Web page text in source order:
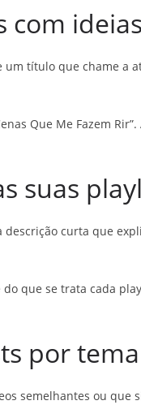
com
título que chame a
Que Me Fazem
suas
curta que
que se trata cada
por tema
semelhantes ou que